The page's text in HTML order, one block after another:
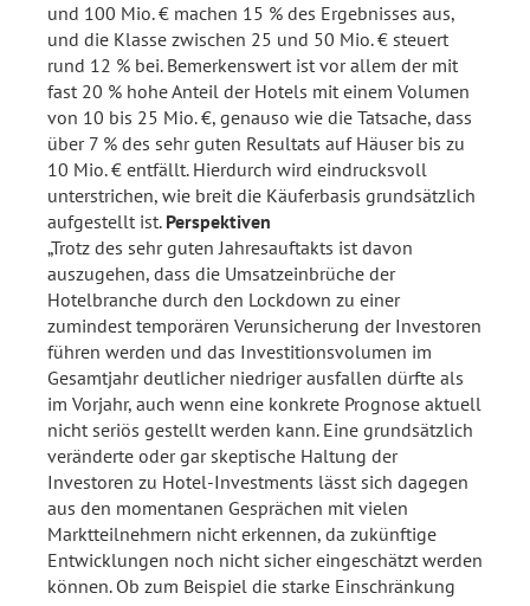
und 100 Mio. € machen 15 % des Ergebnisses aus,
und die Klasse zwischen 25 und 50 Mio. € steuert
rund 12 % bei. Bemerkenswert ist vor allem der mit
fast 20 % hohe Anteil der Hotels mit einem Volumen
von 10 bis 25 Mio. €, genauso wie die Tatsache, dass
über 7 % des sehr guten Resultats auf Häuser bis zu
10 Mio. € entfällt. Hierdurch wird eindrucksvoll
unterstrichen, wie breit die Käuferbasis grundsätzlich
aufgestellt ist. Perspektiven
„Trotz des sehr guten Jahresauftakts ist davon
auszugehen, dass die Umsatzeinbrüche der
Hotelbranche durch den Lockdown zu einer
zumindest temporären Verunsicherung der Investoren
führen werden und das Investitionsvolumen im
Gesamtjahr deutlicher niedriger ausfallen dürfte als
im Vorjahr, auch wenn eine konkrete Prognose aktuell
nicht seriös gestellt werden kann. Eine grundsätzlich
veränderte oder gar skeptische Haltung der
Investoren zu Hotel-Investments lässt sich dagegen
aus den momentanen Gesprächen mit vielen
Marktteilnehmern nicht erkennen, da zukünftige
Entwicklungen noch nicht sicher eingeschätzt werden
können. Ob zum Beispiel die starke Einschränkung